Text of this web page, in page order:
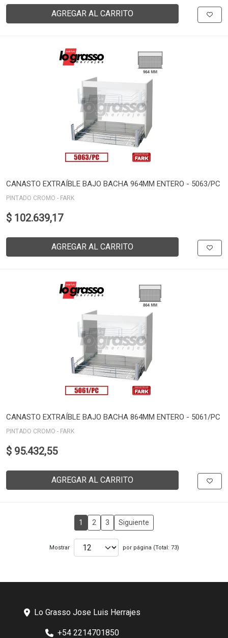
AGREGAR AL CARRITO
CANASTO EXTRAÍBLE BAJO BACHA 964MM ENTERO - 5063/PC
PINTADO CROMO - FARK
$ 102.639,17
AGREGAR AL CARRITO
CANASTO EXTRAÍBLE BAJO BACHA 864MM ENTERO - 5061/PC
PINTADO CROMO - FARK
$ 95.432,55
AGREGAR AL CARRITO
1 2 3 Siguiente
Mostrar por página (Total: 73)
Lo Grasso Jose Luis Herrajes
+54 2214701850